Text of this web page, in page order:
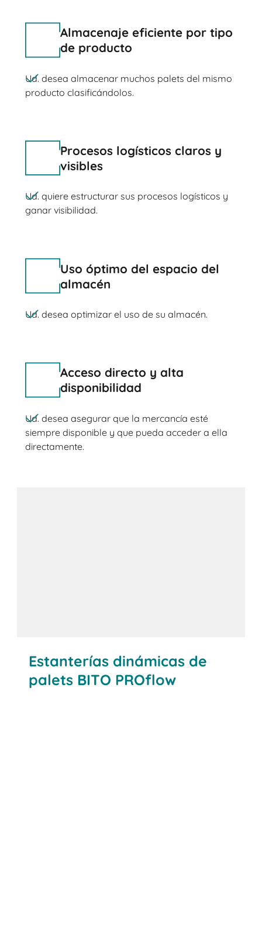
Almacenaje eficiente por tipo
de producto
Ud. desea almacenar muchos palets del mismo
producto clasificándolos.
Procesos logísticos claros y
visibles
Ud. quiere estructurar sus procesos logísticos y
ganar visibilidad.
Uso óptimo del espacio del
almacén
Ud. desea optimizar el uso de su almacén.
Acceso directo y alta
disponibilidad
Ud. desea asegurar que la mercancía esté
siempre disponible y que pueda acceder a ella
directamente.
Estanterías dinámicas de
palets BITO PROflow